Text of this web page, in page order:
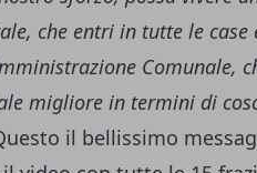
che entri in tutte le case
Comunale,
migliore in termini di
il bellissimo